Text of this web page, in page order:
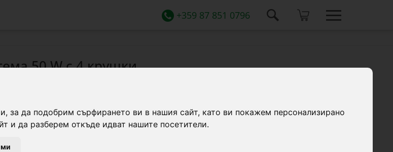
за да подобрим сърфирането ви в нашия сайт, като ви покажем персонализирано
и да разберем откъде идват нашите посетители.
ми
+359 87 851 0796
50 W с 4 крушки
регулатор на зареждането PWM 10 A и 4 LED крушки.